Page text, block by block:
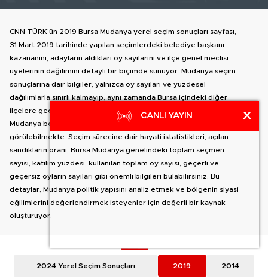
CNN TÜRK'ün 2019 Bursa Mudanya yerel seçim sonuçları sayfası,
31 Mart 2019 tarihinde yapılan seçimlerdeki belediye başkanı
kazananını, adayların aldıkları oy sayılarını ve ilçe genel meclisi
üyelerinin dağılımını detaylı bir biçimde sunuyor. Mudanya seçim
sonuçlarına dair bilgiler, yalnızca oy sayıları ve yüzdesel
dağılımlarla sınırlı kalmayıp, aynı zamanda Bursa içindeki diğer
ilçelere geçiş yapma olanağı da sağlıyor. İlçe haritası yanında,
Mudanya belediye başkan adaylarının oy dağılımları detaylı olarak
görülebilmekte. Seçim sürecine dair hayati istatistikleri; açılan
sandıkların oranı, Bursa Mudanya genelindeki toplam seçmen
sayısı, katılım yüzdesi, kullanılan toplam oy sayısı, geçerli ve
geçersiz oyların sayıları gibi önemli bilgileri bulabilirsiniz. Bu
detaylar, Mudanya politik yapısını analiz etmek ve bölgenin siyasi
eğilimlerini değerlendirmek isteyenler için değerli bir kaynak
oluşturuyor.
2024 Yerel Seçim Sonuçları 2019 2014
CANLI YAYIN X